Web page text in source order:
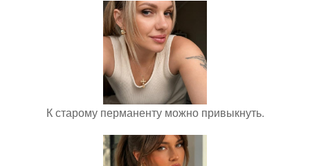
К старому перманенту можно привыкнуть.